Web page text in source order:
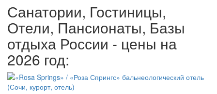
Санатории, Гостиницы,
Отели, Пансионаты, Базы
отдыха России - цены на
2026 год: